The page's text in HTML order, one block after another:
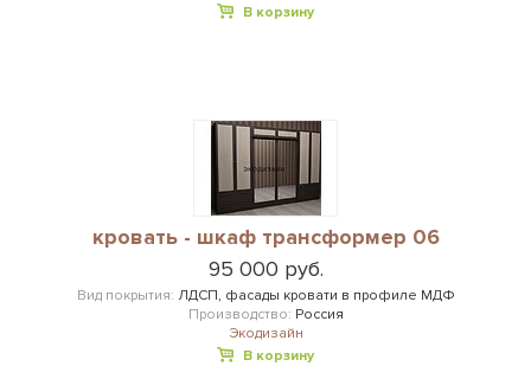
В корзину
кровать - шкаф трансформер 06
95 000 руб.
Вид покрытия: ЛДСП, фасады кровати в профиле МДФ
Производство: Россия
Экодизайн
В корзину